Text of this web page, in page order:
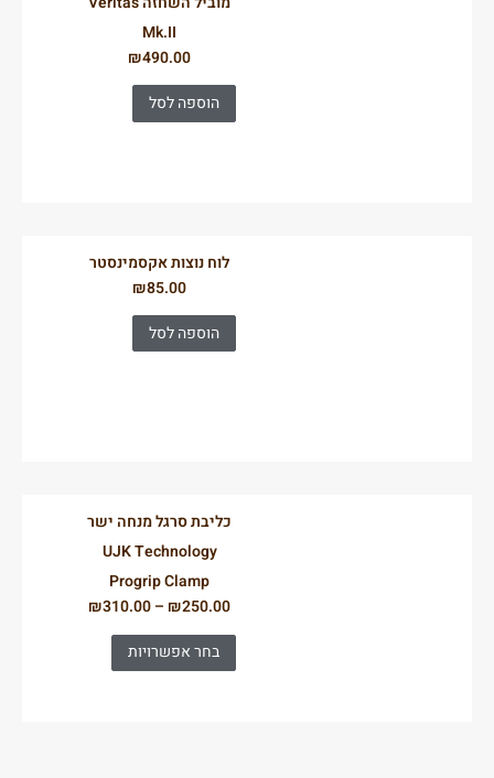
Mk.II
₪490.00
הוספה לסל
לוח נוצות אקסמינסטר
₪85.00
הוספה לסל
כליבת סרגל מנחה ישר
UJK Technology
Progrip Clamp
₪250.00
–
₪310.00
בחר אפשרויות